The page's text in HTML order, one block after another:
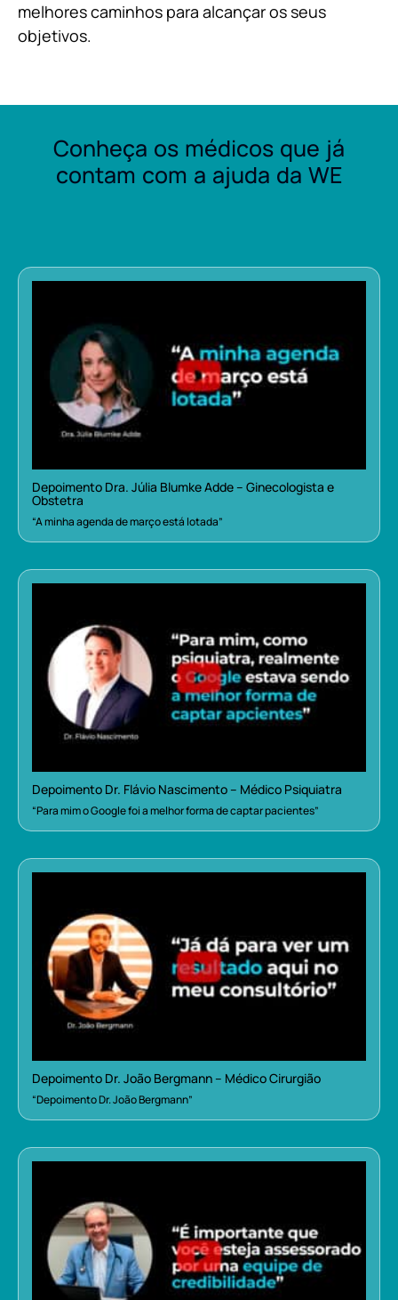
melhores caminhos para alcançar os seus
objetivos.
Conheça os médicos que já
contam com a ajuda da WE
Depoimento Dra. Júlia Blumke Adde – Ginecologista e
Obstetra
“A minha agenda de março está lotada”
Depoimento Dr. Flávio Nascimento – Médico Psiquiatra
“Para mim o Google foi a melhor forma de captar pacientes”
Depoimento Dr. João Bergmann – Médico Cirurgião
“Depoimento Dr. João Bergmann”